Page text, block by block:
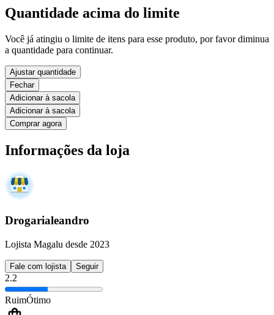
Quantidade acima do limite
Você já atingiu o limite de itens para esse produto, por favor diminua
a quantidade para continuar.
Ajustar quantidade
Fechar
Adicionar à sacola
Adicionar à sacola
Comprar agora
Informações da loja
Drogarialeandro
Lojista Magalu desde 2023
Fale com lojista Seguir
2.2
RuimÓtimo